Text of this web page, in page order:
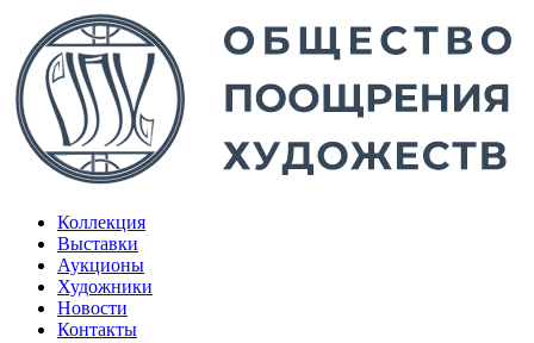
Коллекция
Выставки
Аукционы
Художники
Новости
Контакты